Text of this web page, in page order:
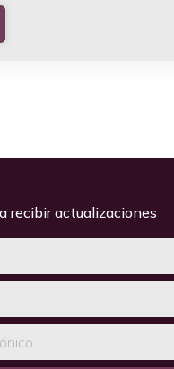
recibir actualizaciones